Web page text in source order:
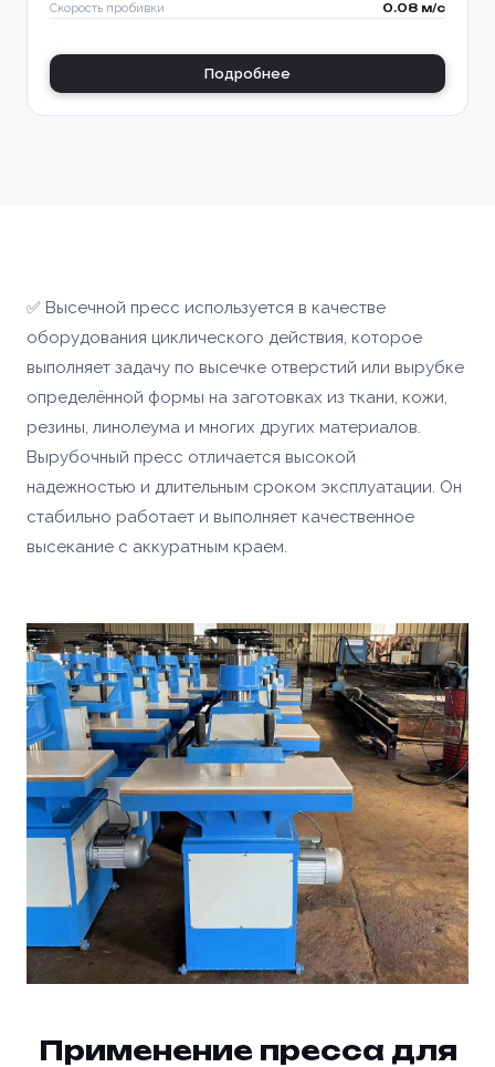
Скорость пробивки 0.08 м/с
Подробнее
✅ Высечной пресс используется в качестве
оборудования циклического действия, которое
выполняет задачу по высечке отверстий или вырубке
определённой формы на заготовках из ткани, кожи,
резины, линолеума и многих других материалов.
Вырубочный пресс отличается высокой
надежностью и длительным сроком эксплуатации. Он
стабильно работает и выполняет качественное
высекание с аккуратным краем.
Применение пресса для